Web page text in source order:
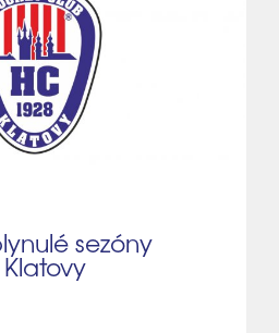
sezóny